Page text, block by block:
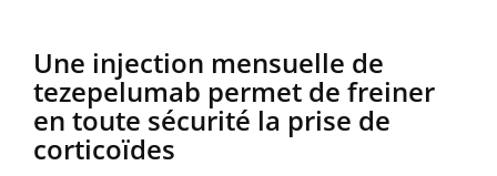
Une injection mensuelle de
tezepelumab permet de freiner
en toute sécurité la prise de
corticoïdes